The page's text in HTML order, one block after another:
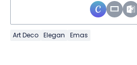
Art Deco Elegan Emas